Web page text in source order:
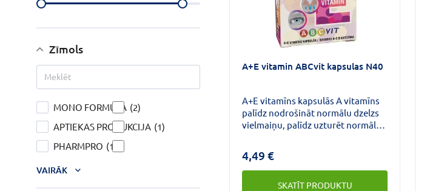
Zīmols
MONO FORMULA (2)
APTIEKAS PRODUKCIJA (1)
PHARMPRO (1)
VAIRĀK
A+E vitamin ABCvit kapsulas N40
A+E vitamīns kapsulās A vitamīns
palīdz nodrošināt normālu dzelzs
vielmaiņu, palīdz uzturēt normālu
darbību.E vitamīns veicina šūnu
aizsardzību pret oksidatīvo stresu.
4,49 €
SKATĪT PRODUKTU